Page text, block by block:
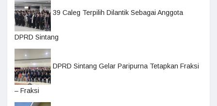
39 Caleg Terpilih Dilantik Sebagai Anggota
DPRD Sintang
DPRD Sintang Gelar Paripurna Tetapkan Fraksi
– Fraksi